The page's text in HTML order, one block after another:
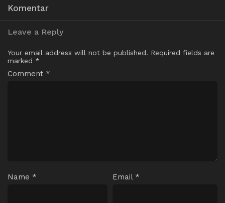
Komentar
Leave a Reply
Your email address will not be published. Required fields are
marked *
Comment *
Name * Email *